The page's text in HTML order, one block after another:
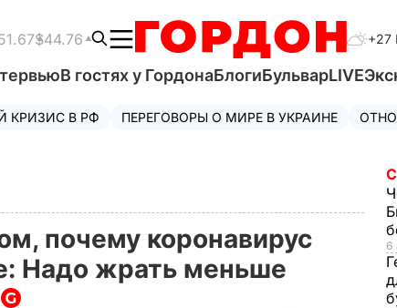
$44.76 +27
В гостях у ГордонаБлогиБульварLIVE
КРИЗИС В РФ ПЕРЕГОВОРЫ О МИРЕ В УКРАИНЕ
почему коронавирус
Надо жрать меньше
6